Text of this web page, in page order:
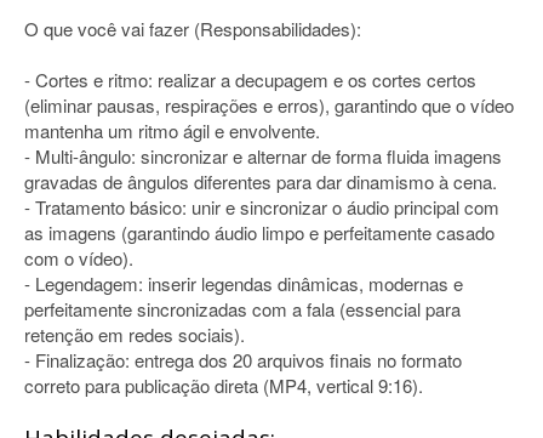
O que você vai fazer (Responsabilidades):
- Cortes e ritmo: realizar a decupagem e os cortes certos
(eliminar pausas, respirações e erros), garantindo que o vídeo
mantenha um ritmo ágil e envolvente.
- Multi-ângulo: sincronizar e alternar de forma fluida imagens
gravadas de ângulos diferentes para dar dinamismo à cena.
- Tratamento básico: unir e sincronizar o áudio principal com
as imagens (garantindo áudio limpo e perfeitamente casado
com o vídeo).
- Legendagem: inserir legendas dinâmicas, modernas e
perfeitamente sincronizadas com a fala (essencial para
retenção em redes sociais).
- Finalização: entrega dos 20 arquivos finais no formato
correto para publicação direta (MP4, vertical 9:16).